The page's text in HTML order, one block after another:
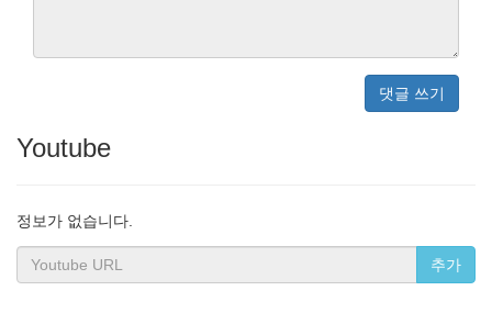
댓글 쓰기
Youtube
정보가 없습니다.
추가